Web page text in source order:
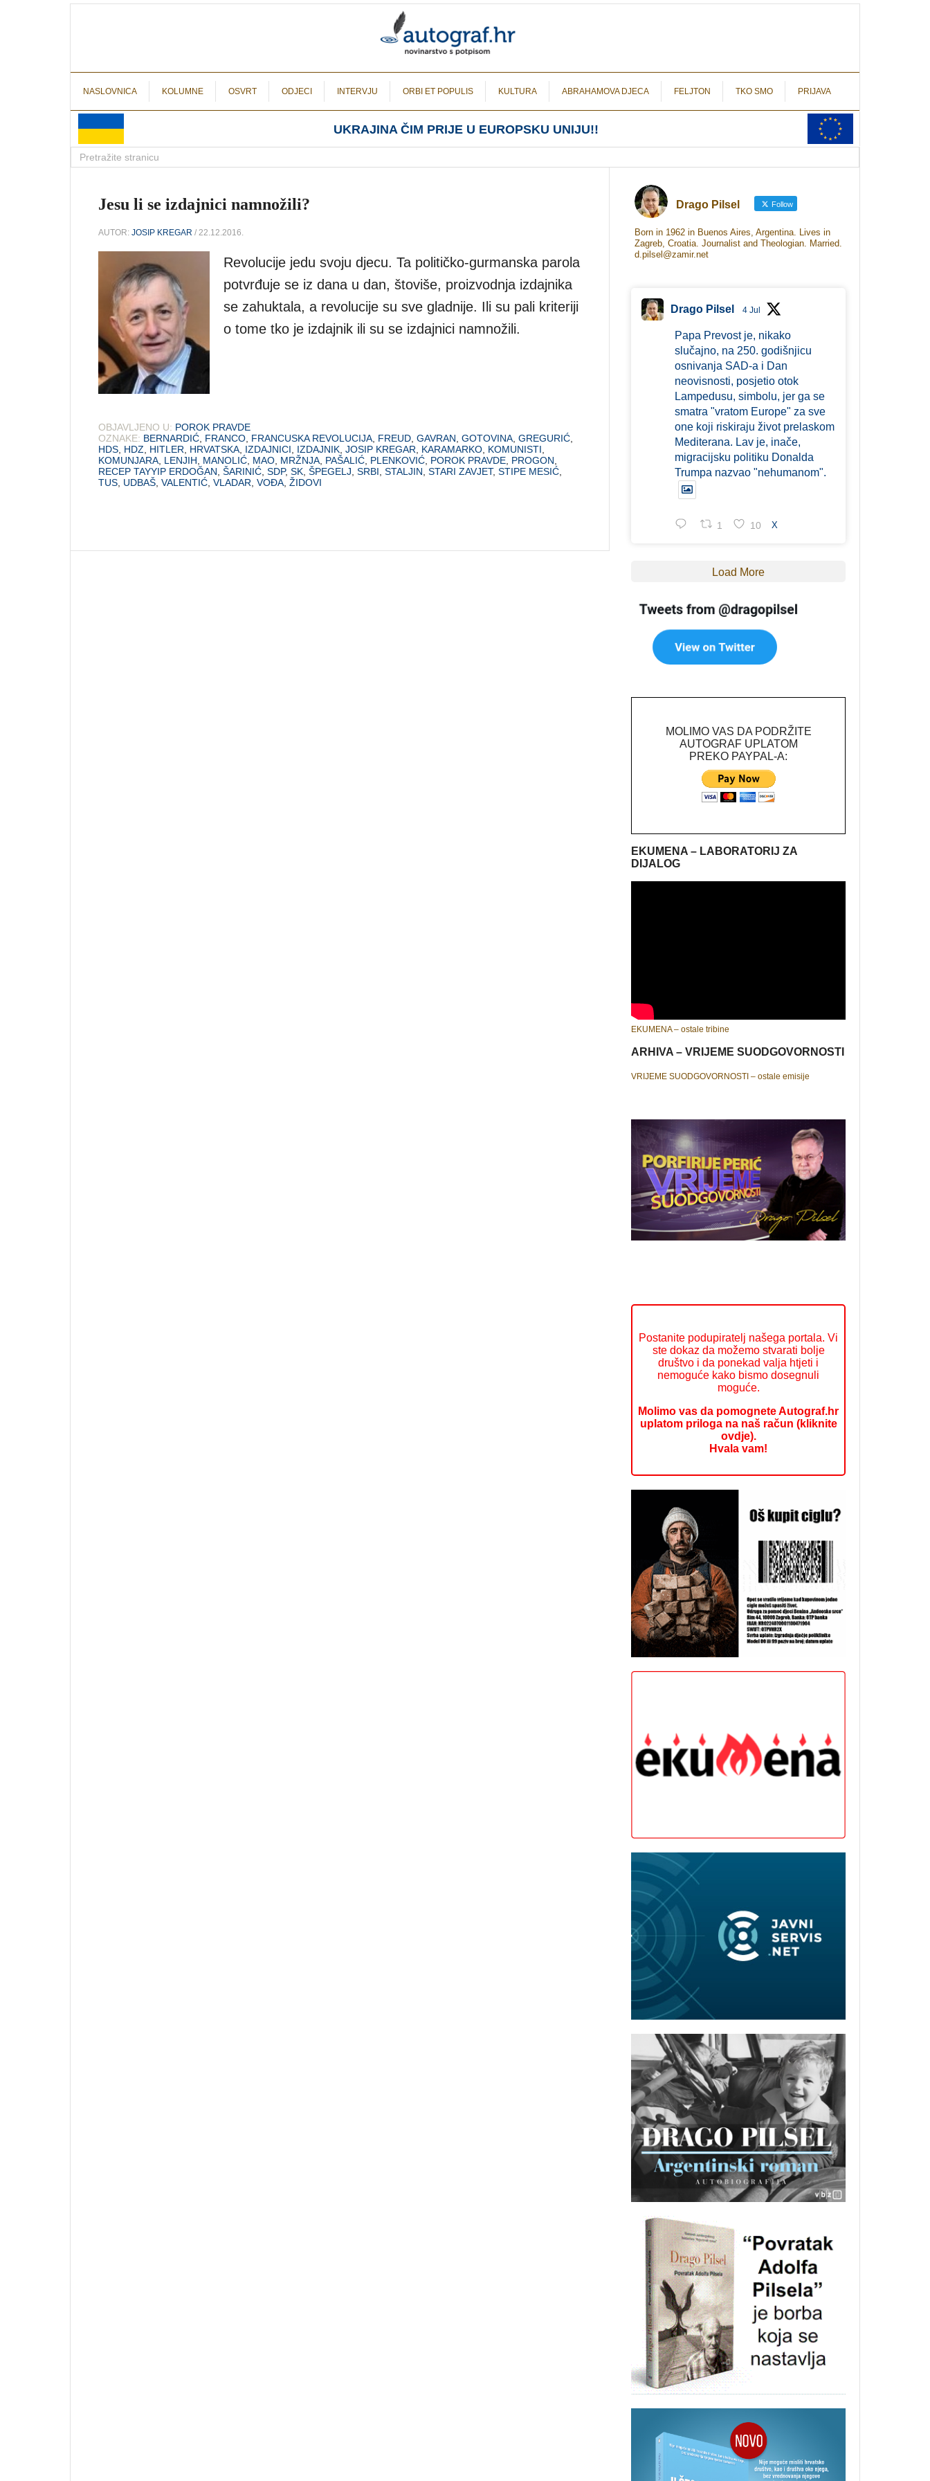
NASLOVNICA KOLUMNE OSVRT ODJECI INTERVJU ORBI ET POPULIS KULTURA ABRAHAMOVA DJECA FELJTON TKO SMO PRIJAVA
UKRAJINA ČIM PRIJE U EUROPSKU UNIJU!!
Jesu li se izdajnici namnožili?
AUTOR: JOSIP KREGAR / 22.12.2016.
Revolucije jedu svoju djecu. Ta političko-gurmanska parola
potvrđuje se iz dana u dan, štoviše, proizvodnja izdajnika
se zahuktala, a revolucije su sve gladnije. Ili su pali kriteriji
o tome tko je izdajnik ili su se izdajnici namnožili.
OBJAVLJENO U: POROK PRAVDE
OZNAKE: BERNARDIĆ FRANCO FRANCUSKA REVOLUCIJA FREUD GAVRAN GOTOVINA GREGURIĆ
HDS HDZ HITLER HRVATSKA IZDAJNICI IZDAJNIK JOSIP KREGAR KARAMARKO KOMUNISTI
KOMUNJARA LENJIH MANOLIĆ MAO MRŽNJA PAŠALIĆ PLENKOVIĆ POROK PRAVDE PROGON
RECEP TAYYIP ERDOĞAN ŠARINIĆ SDP, SK ŠPEGELJ SRBI STALJIN STARI ZAVJET, STIPE MESIĆ
TUS UDBAŠ VALENTIĆ VLADAR VOĐA ŽIDOVI
Drago Pilsel Follow
Born in 1962 in Buenos Aires, Argentina. Lives in
Zagreb, Croatia. Journalist and Theologian. Married.
d.pilsel@zamir.net
Drago Pilsel 4 Jul
Papa Prevost je, nikako
slučajno, na 250. godišnjicu
osnivanja SAD-a i Dan
neovisnosti, posjetio otok
Lampedusu, simbolu, jer ga se
smatra "vratom Europe" za sve
one koji riskiraju život prelaskom
Mediterana. Lav je, inače,
migracijsku politiku Donalda
Trumpa nazvao "nehumanom".
1 10 X
Load More
MOLIMO VAS DA PODRŽITE
AUTOGRAF UPLATOM
PREKO PAYPAL-A:
EKUMENA – LABORATORIJ ZA
DIJALOG
EKUMENA – ostale tribine
ARHIVA – VRIJEME SUODGOVORNOSTI
VRIJEME SUODGOVORNOSTI – ostale emisije
Postanite podupiratelj našega portala. Vi
ste dokaz da možemo stvarati bolje
društvo i da ponekad valja htjeti i
nemoguće kako bismo dosegnuli
moguće.
Molimo vas da pomognete Autograf.hr
uplatom priloga na naš račun (kliknite
ovdje).
Hvala vam!